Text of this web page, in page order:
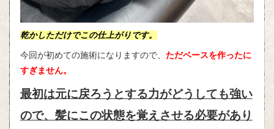
乾かしただけでこの仕上がりです。
今回が初めての施術になりますので、 ただベースを作ったに
すぎません。
最初は元に戻ろうとする力がどうしても強い
ので、髪にこの状態を覚えさせる必要があり